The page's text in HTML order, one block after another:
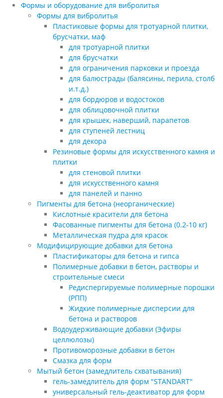
Формы и оборудование для вибролитья
Формы для вибролитья
Пластиковые формы для тротуарной плитки,
брусчатки, маф
для тротуарной плитки
для брусчатки
для ограничения парковки и проезда
для балюстрады (балясины, перила, столб
и.т.д.)
для бордюров и водостоков
для облицовочной плитки
для крышек, наверший, парапетов
для ступеней лестниц
для декора
Резиновые формы для искусственного камня и
плитки
для стеновой плитки
для искусственного камня
для панелей и панно
Пигменты для бетона (неорганические)
Кислотные красители для бетона
Фасованные пигменты для бетона (0.2-10 кг)
Металлическая пудра для красок
Модифицирующие добавки для бетона
Пластификаторы для бетона и гипса
Полимерные добавки в бетон, растворы и
строительные смеси
Редиспергируемые полимерные порошки
(РПП)
Жидкие полимерные дисперсии для
бетона и растворов
Водоудерживающие добавки (Эфиры
целлюлозы)
Противоморозные добавки в бетон
Смазка для форм
Мытый бетон (замедлитель схватывания)
гель-замедлитель для форм "STANDART"
универсальный гель-деактиватор для форм